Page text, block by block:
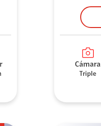
Cámara
Triple